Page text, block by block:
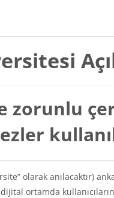
zorunlu
olarak anılacaktır)
ortamda